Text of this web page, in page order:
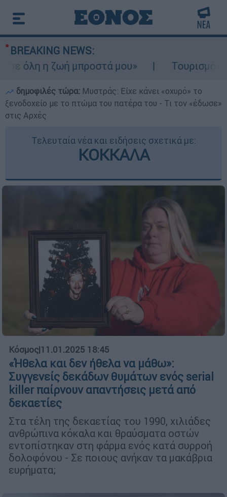
BREAKING NEWS:
η ζωή μπροστά μου»
Τουρισμός για
δημοφιλές τώρα: Μυστράς: Είχε κάνει «οχυρό» το
ξενοδοχείο με το πτώμα του πατέρα του - Τι τον «έδωσε»
στις Αρχές
Τελευταία νέα και ειδήσεις σχετικά με:
ΚΟΚΚΑΛΑ
Κόσμος|11.01.2025 18:45
«Ήθελα και δεν ήθελα να μάθω»:
Συγγενείς δεκάδων θυμάτων ενός serial
killer παίρνουν απαντήσεις μετά από
δεκαετίες
Στα τέλη της δεκαετίας του 1990, χιλιάδες
ανθρώπινα κόκαλα και θραύσματα οστών
εντοπίστηκαν στη φάρμα ενός κατά συρροή
δολοφόνου - Σε ποιους ανήκαν τα μακάβρια
ευρήματα;